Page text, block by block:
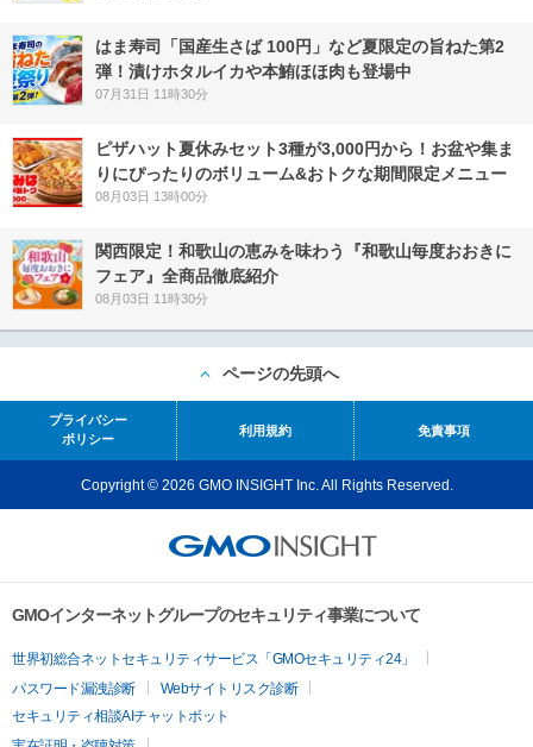
はま寿司「国産生さば 100円」など夏限定の旨ねた第2
弾！漬けホタルイカや本鮪ほほ肉も登場中
07月31日 11時30分
ピザハット夏休みセット3種が3,000円から！お盆や集ま
りにぴったりのボリューム&おトクな期間限定メニュー
08月03日 13時00分
関西限定！和歌山の恵みを味わう『和歌山毎度おおきに
フェア』全商品徹底紹介
08月03日 11時30分
ページの先頭へ
プライバシー
ポリシー
利用規約 免責事項
Copyright © 2026 GMO INSIGHT Inc. All Rights Reserved.
GMOインターネットグループのセキュリティ事業について
世界初総合ネットセキュリティサービス「GMOセキュリティ24」
パスワード漏洩診断
Webサイトリスク診断
セキュリティ相談AIチャットボット